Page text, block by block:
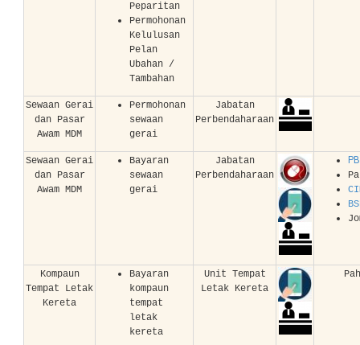
Peparitan
Permohonan
Kelulusan
Pelan
Ubahan /
Tambahan
Sewaan Gerai
dan Pasar
Awam MDM
Permohonan
sewaan
gerai
Jabatan
Perbendaharaan
Sewaan Gerai
dan Pasar
Awam MDM
Bayaran
sewaan
gerai
Jabatan
Perbendaharaan
Kompaun
Tempat Letak
Kereta
Bayaran
kompaun
tempat
letak
kereta
Unit Tempat
Letak Kereta